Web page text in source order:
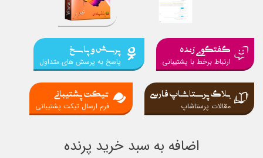
گفتگوی زنده
ارتباط برخط با پشتیبانی
پرسش و پاسخ
پاسخ به پرسش های متداول
بلاگ پرستاشاپ فارسی
مقالات پرستاشاپ
تیکت پشتیبانی
فرم ارسال تیکت پشتیبانی
اضافه به سبد خرید پرنده